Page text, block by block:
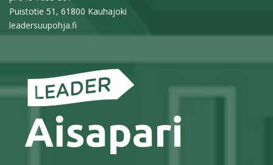
Puistotie 51, 61800 Kauhajoki
leadersuupohja.fi